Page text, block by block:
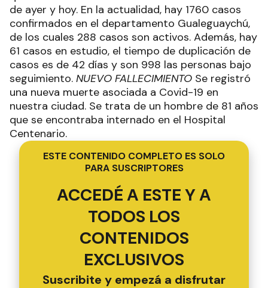
de ayer y hoy. En la actualidad, hay 1760 casos
confirmados en el departamento Gualeguaychú,
de los cuales 288 casos son activos. Además, hay
61 casos en estudio, el tiempo de duplicación de
casos es de 42 días y son 998 las personas bajo
seguimiento. NUEVO FALLECIMIENTO Se registró
una nueva muerte asociada a Covid-19 en
nuestra ciudad. Se trata de un hombre de 81 años
que se encontraba internado en el Hospital
Centenario.
ESTE CONTENIDO COMPLETO ES SOLO
PARA SUSCRIPTORES
ACCEDÉ A ESTE Y A
TODOS LOS
CONTENIDOS
EXCLUSIVOS
Suscribite y empezá a disfrutar